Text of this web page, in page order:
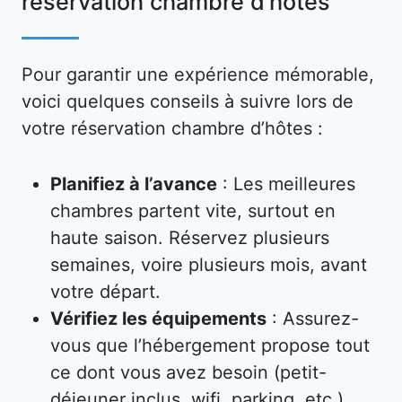
Pour garantir une expérience mémorable,
voici quelques conseils à suivre lors de
votre réservation chambre d’hôtes :
Planifiez à l’avance : Les meilleures
chambres partent vite, surtout en
haute saison. Réservez plusieurs
semaines, voire plusieurs mois, avant
votre départ.
Vérifiez les équipements : Assurez-
vous que l’hébergement propose tout
ce dont vous avez besoin (petit-